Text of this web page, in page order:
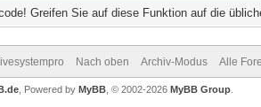
Greifen Sie auf diese Funktion auf die
Nach oben Archiv-Modus Alle
, Powered by MyBB , © 2002-2026 MyBB Group